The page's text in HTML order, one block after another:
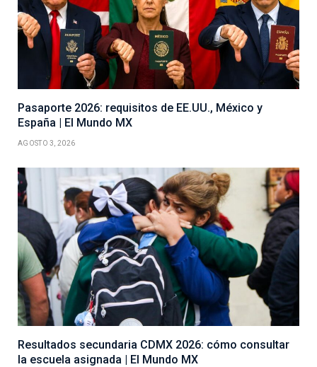
Pasaporte 2026: requisitos de EE.UU., México y
España | El Mundo MX
AGOSTO 3, 2026
Resultados secundaria CDMX 2026: cómo consultar
la escuela asignada | El Mundo MX